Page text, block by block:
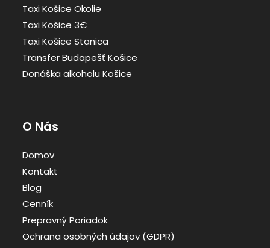
Taxi Košice Okolie
Taxi Košice 3€
Taxi Košice Stanica
Transfer Budapešť Košice
Donáška alkoholu Košice
O Nás
Domov
Kontakt
Blog
Cenník
Prepravný Poriadok
Ochrana osobných údajov (GDPR)